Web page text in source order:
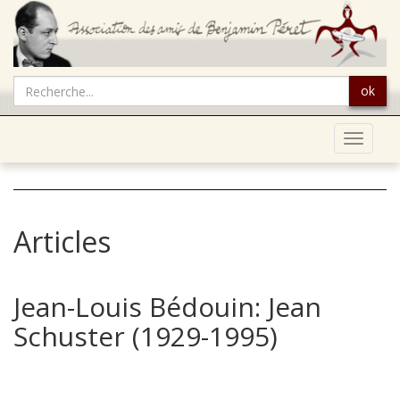
ok
Toggle
Articles
Jean-Louis Bédouin: Jean
Schuster (1929-1995)